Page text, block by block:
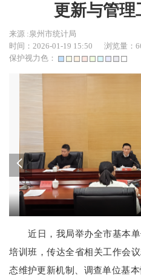
更新与管理
来源 :泉州市统计局
时间：2026-01-19 15:50
浏览量：
保护视力色：
近 日，我局举办全市基本
培训班 ，传达全省相关工作会议
态维护更新机制、调查单位基